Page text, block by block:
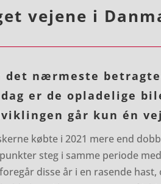
vejene i
det nærmeste
er de opladelige
går kun én
købte i 2021 mere end
steg i samme periode
disse år i en rasende